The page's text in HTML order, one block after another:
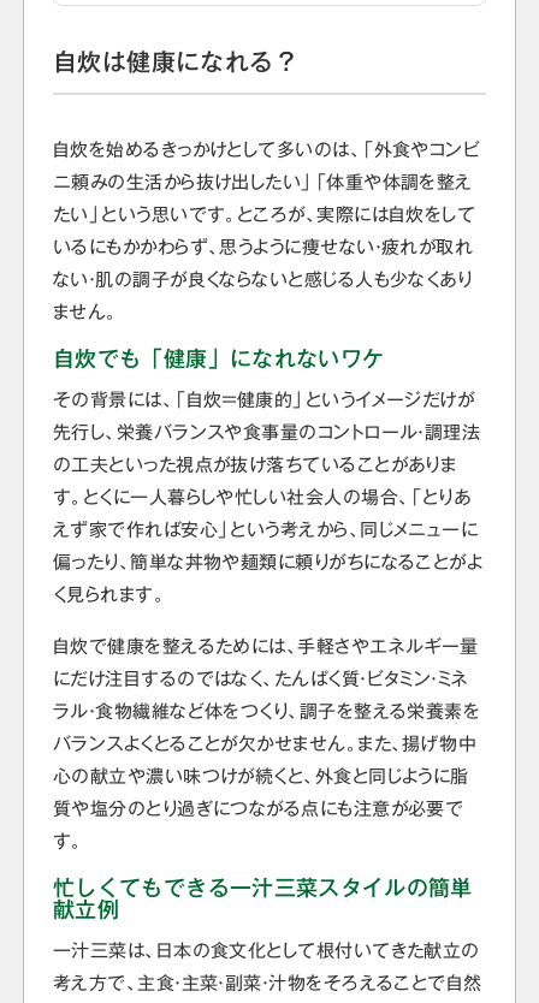
自炊は健康になれる？
自炊を始めるきっかけとして多いのは、「外食やコンビ
ニ頼みの生活から抜け出したい」「体重や体調を整え
たい」という思いです。ところが、実際には自炊をして
いるにもかかわらず、思うように痩せない・疲れが取れ
ない・肌の調子が良くならないと感じる人も少なくあり
ません。
自炊でも「健康」になれないワケ
その背景には、「自炊＝健康的」というイメージだけが
先行し、栄養バランスや食事量のコントロール・調理法
の工夫といった視点が抜け落ちていることがありま
す。とくに一人暮らしや忙しい社会人の場合、「とりあ
えず家で作れば安心」という考えから、同じメニューに
偏ったり、簡単な丼物や麺類に頼りがちになることがよ
く見られます。
自炊で健康を整えるためには、手軽さやエネルギー量
にだけ注目するのではなく、たんぱく質・ビタミン・ミネ
ラル・食物繊維など体をつくり、調子を整える栄養素を
バランスよくとることが欠かせません。また、揚げ物中
心の献立や濃い味つけが続くと、外食と同じように脂
質や塩分のとり過ぎにつながる点にも注意が必要で
す。
忙しくてもできる一汁三菜スタイルの簡単
献立例
一汁三菜は、日本の食文化として根付いてきた献立の
考え方で、主食・主菜・副菜・汁物をそろえることで自然